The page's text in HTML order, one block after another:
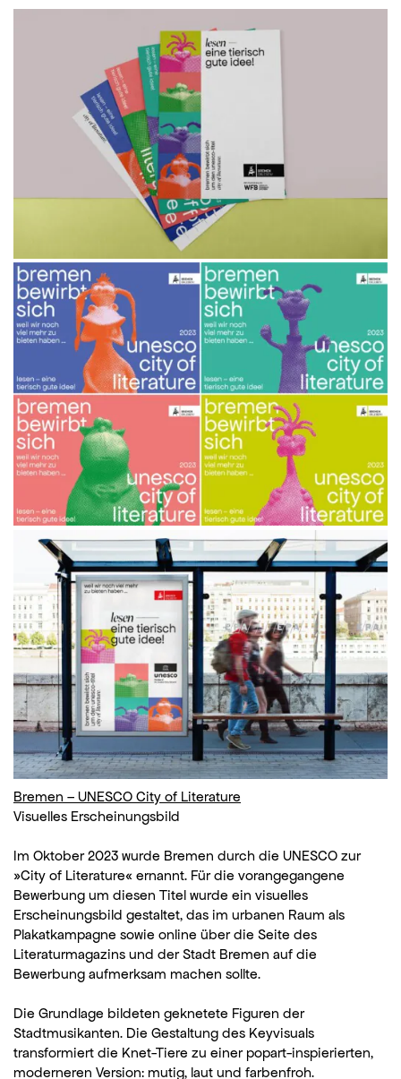
Bremen – UNESCO City of Literature
Visuelles Erscheinungsbild
Im Oktober 2023 wurde Bremen durch die UNESCO zur
»City of Literature« ernannt. Für die vorangegangene
Bewerbung um diesen Titel wurde ein visuelles
Erscheinungsbild gestaltet, das im urbanen Raum als
Plakatkampagne sowie online über die Seite des
Literaturmagazins und der Stadt Bremen auf die
Bewerbung aufmerksam machen sollte.
Die Grundlage bildeten geknetete Figuren der
Stadtmusikanten. Die Gestaltung des Keyvisuals
transformiert die Knet-Tiere zu einer popart-inspierierten,
moderneren Version: mutig, laut und farbenfroh.